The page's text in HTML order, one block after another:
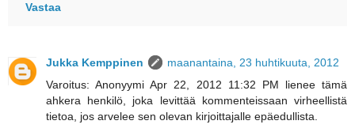
Vastaa
Jukka Kemppinen
maanantaina, 23 huhtikuuta, 2012
Varoitus: Anonyymi Apr 22, 2012 11:32 PM lienee tämä
ahkera henkilö, joka levittää kommenteissaan virheellistä
tietoa, jos arvelee sen olevan kirjoittajalle epäedullista.